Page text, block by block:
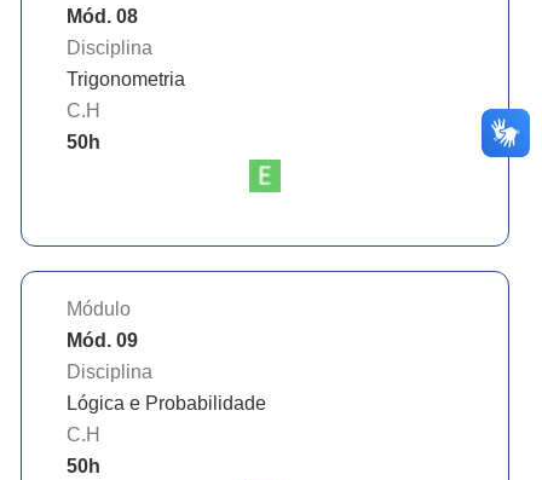
Mód. 08
Disciplina
Trigonometria
C.H
50h
Módulo
Mód. 09
Disciplina
Lógica e Probabilidade
C.H
50h